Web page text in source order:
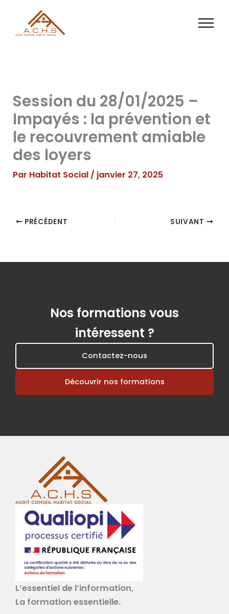
contenu
Session du 28/01/2025 –
Impayés : la prévention et
le recouvrement amiable
des loyers
Par Habitat Social / janvier 27, 2025
PRÉCÉDENT SUIVANT
Nos formations vous
intéressent ?
Contactez-nous
Découvrir nos formations
L’essentiel de l’information,
La formation essentielle.